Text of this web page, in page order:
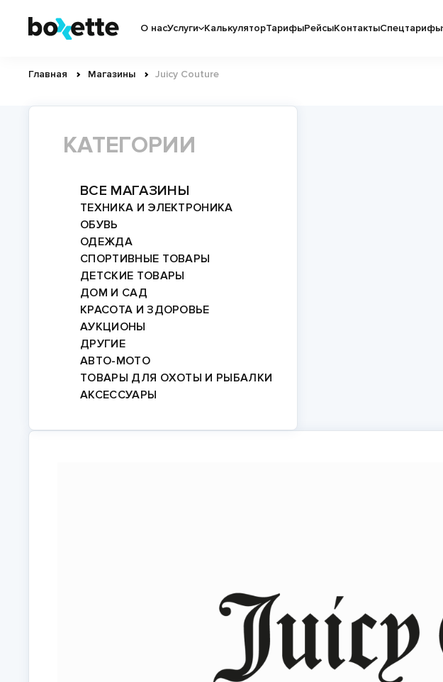
основному
навигация
О насУслуги КалькуляторТарифыРейсыКонтактыСпецтарифы
Строка
Главная Магазины Juicy Couture
КАТЕГОРИИ
ВСЕ МАГАЗИНЫ
ТЕХНИКА И ЭЛЕКТРОНИКА
ОБУВЬ
ОДЕЖДА
СПОРТИВНЫЕ ТОВАРЫ
ДЕТСКИЕ ТОВАРЫ
ДОМ И САД
КРАСОТА И ЗДОРОВЬЕ
АУКЦИОНЫ
ДРУГИЕ
АВТО-МОТО
ТОВАРЫ ДЛЯ ОХОТЫ И РЫБАЛКИ
АКСЕССУАРЫ